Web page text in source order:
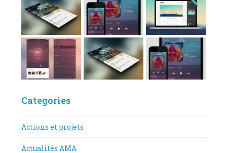
Categories
Actions et projets
Actualités AMA